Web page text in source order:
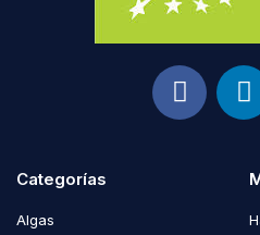
Categorías
Algas